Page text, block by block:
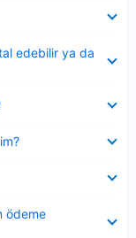
edebilir ya da
ödeme